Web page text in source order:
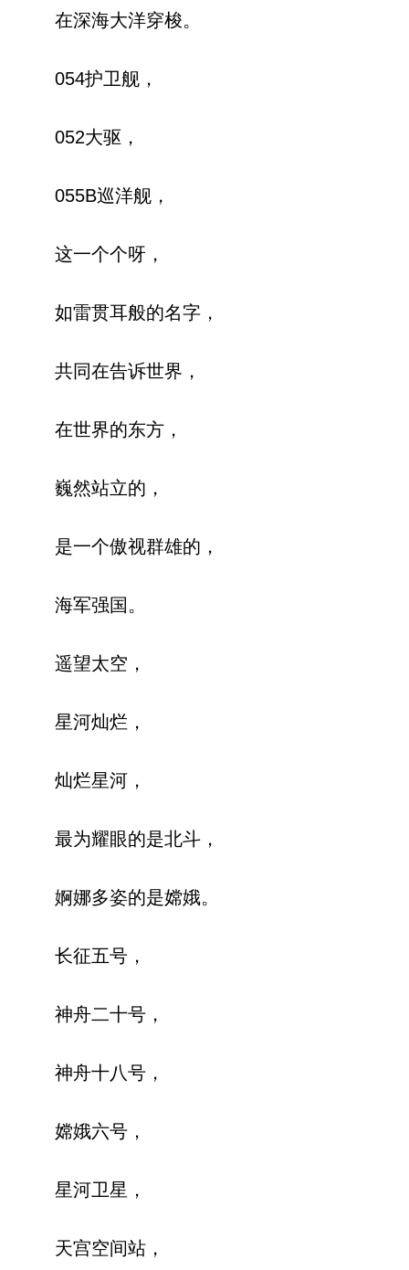
在深海大洋穿梭。
054护卫舰，
052大驱，
055B巡洋舰，
这一个个呀，
如雷贯耳般的名字，
共同在告诉世界，
在世界的东方，
巍然站立的，
是一个傲视群雄的，
海军强国。
遥望太空，
星河灿烂，
灿烂星河，
最为耀眼的是北斗，
婀娜多姿的是嫦娥。
长征五号，
神舟二十号，
神舟十八号，
嫦娥六号，
星河卫星，
天宫空间站，